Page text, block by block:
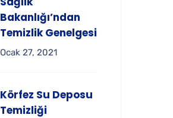
Bakanlığı’ndan
Temizlik Genelgesi
Ocak 27, 2021
Körfez Su Deposu
Temizliği